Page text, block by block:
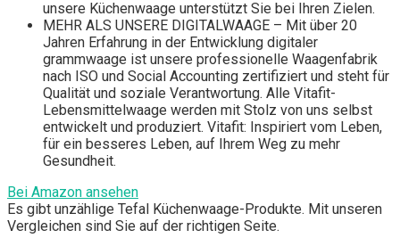
unsere Küchenwaage unterstützt Sie bei Ihren Zielen.
MEHR ALS UNSERE DIGITALWAAGE – Mit über 20
Jahren Erfahrung in der Entwicklung digitaler
grammwaage ist unsere professionelle Waagenfabrik
nach ISO und Social Accounting zertifiziert und steht für
Qualität und soziale Verantwortung. Alle Vitafit-
Lebensmittelwaage werden mit Stolz von uns selbst
entwickelt und produziert. Vitafit: Inspiriert vom Leben,
für ein besseres Leben, auf Ihrem Weg zu mehr
Gesundheit.
Bei Amazon ansehen
Es gibt unzählige Tefal Küchenwaage-Produkte. Mit unseren
Vergleichen sind Sie auf der richtigen Seite.